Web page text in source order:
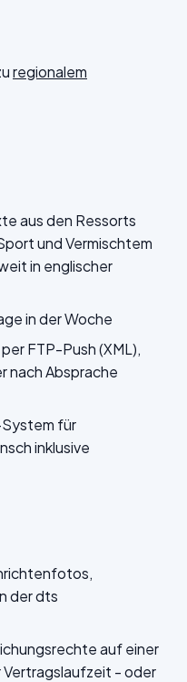
regionalem
aus den Ressorts
und Vermischtem
in englischer
in der Woche
FTP-Push (XML),
nach Absprache
für
inklusive
der dts
auf einer
- oder